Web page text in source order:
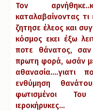
Τον
καταλαβαίνοντας τι
ζητησε έλεος και
κόσμος εκει έξω
ποτε θάνατος, σαν
πρωτη φορά, ωσάν
αθανασία….γιατι
ενθύμηση
φωτισμένοι Του
ιεροκήρυκες…